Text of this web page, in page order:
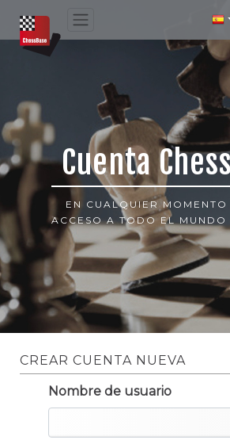
Cuenta
EN CUALQUIER MOMENTO
ACCESO A TODO EL MUNDO
CREAR CUENTA NUEVA
Nombre de usuario